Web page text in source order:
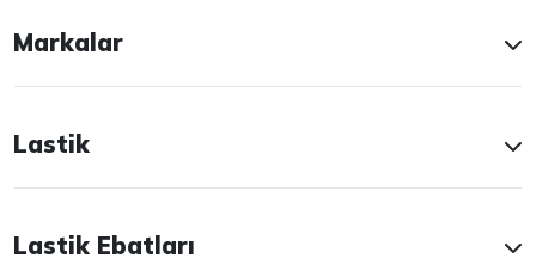
Markalar
Lastik
Lastik Ebatları